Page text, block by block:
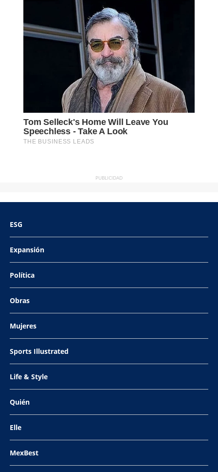
PUBLICIDAD
ESG
Expansión
Política
Obras
Mujeres
Sports Illustrated
Life & Style
Quién
Elle
MexBest